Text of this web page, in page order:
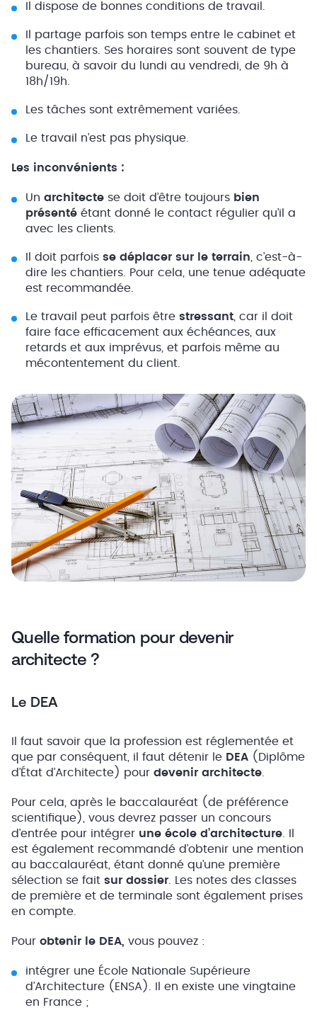
Il dispose de bonnes conditions de travail.
Il partage parfois son temps entre le cabinet et
les chantiers. Ses horaires sont souvent de type
bureau, à savoir du lundi au vendredi, de 9h à
18h/19h.
Les tâches sont extrêmement variées.
Le travail n’est pas physique.
Les inconvénients :
Un architecte se doit d’être toujours bien
présenté étant donné le contact régulier qu’il a
avec les clients.
Il doit parfois se déplacer sur le terrain , c’est-à-
dire les chantiers. Pour cela, une tenue adéquate
est recommandée.
Le travail peut parfois être stressant , car il doit
faire face efficacement aux échéances, aux
retards et aux imprévus, et parfois même au
mécontentement du client.
Quelle formation pour devenir
architecte ?
Le DEA
Il faut savoir que la profession est réglementée et
que par conséquent, il faut détenir le DEA (Diplôme
d’État d’Architecte) pour devenir architecte
Pour cela, après le baccalauréat (de préférence
scientifique), vous devrez passer un concours
d’entrée pour intégrer une école d’architecture
est également recommandé d’obtenir une mention
au baccalauréat, étant donné qu’une première
sélection se fait sur dossier . Les notes des classes
de première et de terminale sont également prises
en compte.
Pour obtenir le DEA, vous pouvez :
intégrer une École Nationale Supérieure
d’Architecture (ENSA). Il en existe une vingtaine
en France ;